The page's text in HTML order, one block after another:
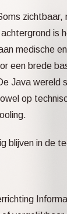
zichtbaar,
is
medische
een brede
Java wereld
op
blijven in de